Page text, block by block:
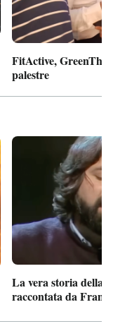
FitActive,
palestre
La vera storia della
raccontata da